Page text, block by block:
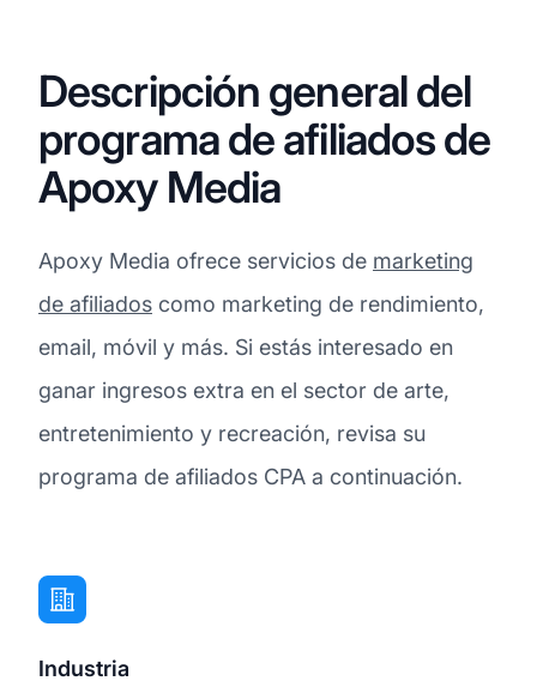
Descripción general del
programa de afiliados de
Apoxy Media
Apoxy Media ofrece servicios de marketing
de afiliados como marketing de rendimiento,
email, móvil y más. Si estás interesado en
ganar ingresos extra en el sector de arte,
entretenimiento y recreación, revisa su
programa de afiliados CPA a continuación.
Industria